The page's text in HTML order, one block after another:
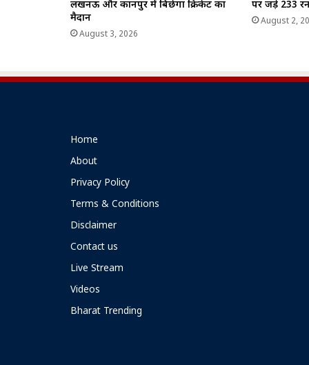
लखनऊ और कानपुर में बिछेगा क्रिकेट का
मैदान
August 3, 2026
पर जड़े 233
August 2,
Home
About
Privacy Policy
Terms & Conditions
Disclaimer
Contact us
Live Stream
Videos
Bharat Trending